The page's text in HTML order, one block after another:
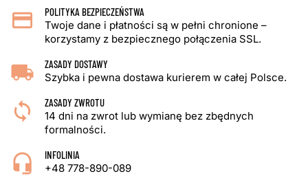
POLITYKA BEZPIECZEŃSTWA
Twoje dane i płatności są w pełni chronione –
korzystamy z bezpiecznego połączenia SSL.
ZASADY DOSTAWY
Szybka i pewna dostawa kurierem w całej Polsce.
ZASADY ZWROTU
14 dni na zwrot lub wymianę bez zbędnych
formalności.
INFOLINIA
+48 778-890-089